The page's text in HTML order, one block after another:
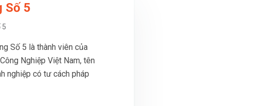
Số 5
5
Số 5 là thành viên của
Nghiệp Việt Nam, tên
nghiệp có tư cách pháp